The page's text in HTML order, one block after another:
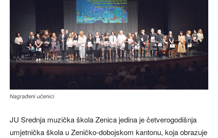
Nagrađeni učenici
JU Srednja muzička škola Zenica jedina je četverogodišnja
umjetnička škola u Zeničko-dobojskom kantonu, koja obrazuje